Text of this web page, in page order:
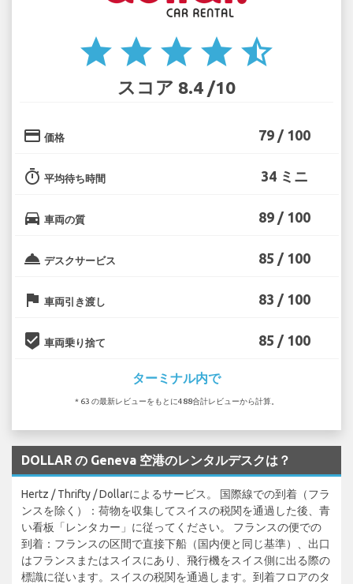
star star star star star_half
スコア 8.4 /10
credit_card 価格 79 / 100
timer 平均待ち時間 34 ミニ
directions_car 車両の質 89 / 100
room_service デスクサービス 85 / 100
flag 車両引き渡し 83 / 100
beenhere 車両乗り捨て 85 / 100
ターミナル内で
* 63 の最新レビューをもとに488合計レビューから計算。
DOLLAR の Geneva 空港のレンタルデスクは？
Hertz / Thrifty / Dollarによるサービス。 国際線での到着（フラ
ンスを除く）：荷物を収集してスイスの税関を通過した後、青
い看板「レンタカー」に従ってください。 フランスの便での
到着：フランスの区間で直接下船（国内便と同じ基準）、出口
はフランスまたはスイスにあり、飛行機をスイス側に出る際の
標識に従います。スイスの税関を通過します。到着フロアのタ